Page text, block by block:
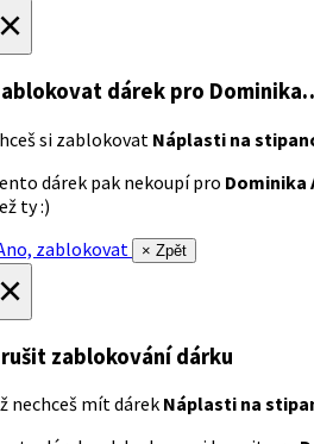
dárek pro
si zablokovat Náplasti na
dárek pak nekoupí pro Dominika
ty :)
zablokovat
× Zpět
zablokování dárku
nechceš mít dárek Náplasti na